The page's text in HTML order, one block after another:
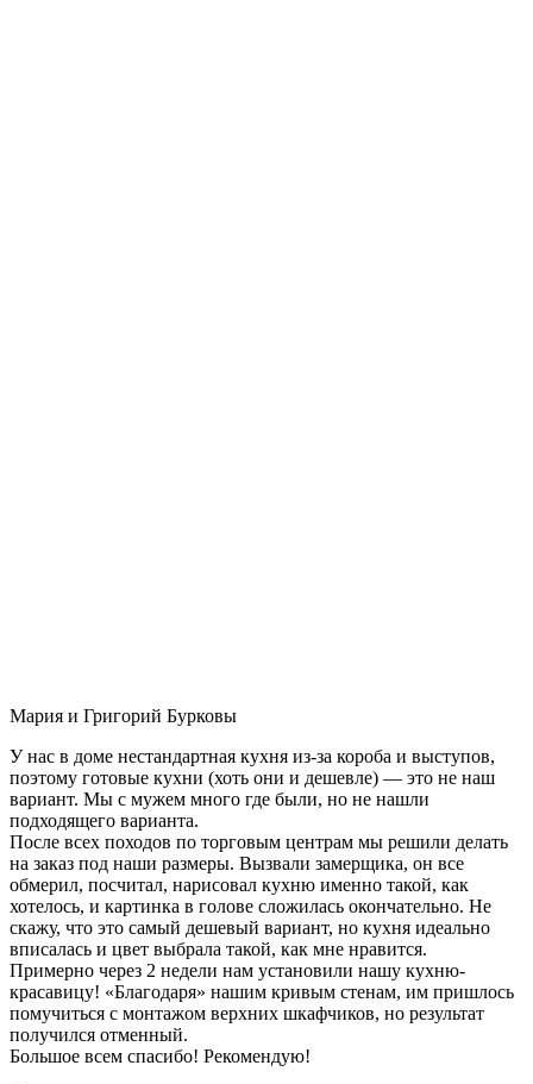
Мария и Григорий Бурковы
У нас в доме нестандартная кухня из-за короба и выступов,
поэтому готовые кухни (хоть они и дешевле) — это не наш
вариант. Мы с мужем много где были, но не нашли
подходящего варианта.
После всех походов по торговым центрам мы решили делать
на заказ под наши размеры. Вызвали замерщика, он все
обмерил, посчитал, нарисовал кухню именно такой, как
хотелось, и картинка в голове сложилась окончательно. Не
скажу, что это самый дешевый вариант, но кухня идеально
вписалась и цвет выбрала такой, как мне нравится.
Примерно через 2 недели нам установили нашу кухню-
красавицу! «Благодаря» нашим кривым стенам, им пришлось
помучиться с монтажом верхних шкафчиков, но результат
получился отменный.
Большое всем спасибо! Рекомендую!